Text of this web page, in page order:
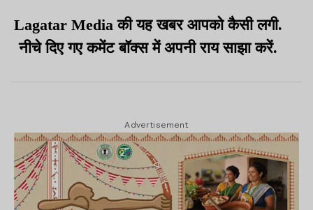
Lagatar Media की यह खबर आपको कैसी लगी.
नीचे दिए गए कमेंट बॉक्स में अपनी राय साझा करें.
Advertisement